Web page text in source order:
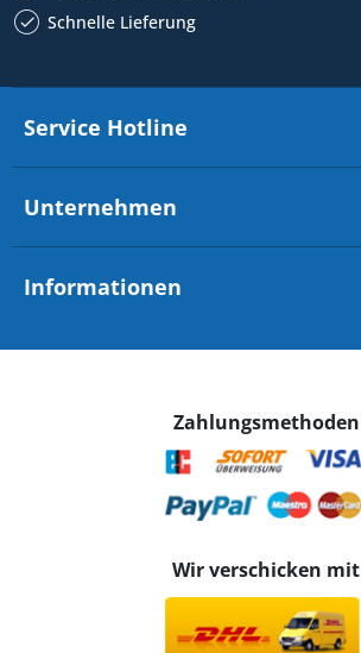
Schnelle Lieferung
Service Hotline
Unternehmen
Informationen
Zahlungsmethoden
Wir verschicken mit